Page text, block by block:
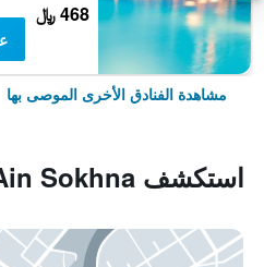
468 ﷼
مشاهدة الفنادق الأخرى الموصى بها
استكشف Ain Sokhna